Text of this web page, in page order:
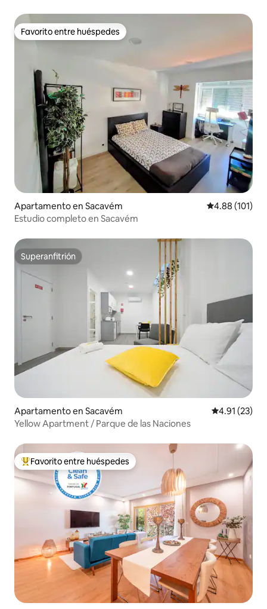
Favorito entre huéspedes
Favorito entre huéspedes
Apartamento en Sacavém Calificación
4.88 (101)
Estudio completo en Sacavém
Superanfitrión
Superanfitrión
Apartamento en Sacavém Calificación
4.91 (23)
Yellow Apartment / Parque de las Naciones
Favorito entre huéspedes preferido
Favorito entre huéspedes